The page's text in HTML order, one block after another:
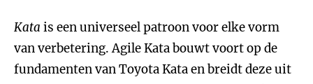
Kata is een universeel patroon voor elke vorm
van verbetering. Agile Kata bouwt voort op de
fundamenten van Toyota Kata en breidt deze uit